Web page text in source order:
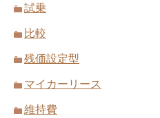
試乗
比較
残価設定型
マイカーリース
維持費